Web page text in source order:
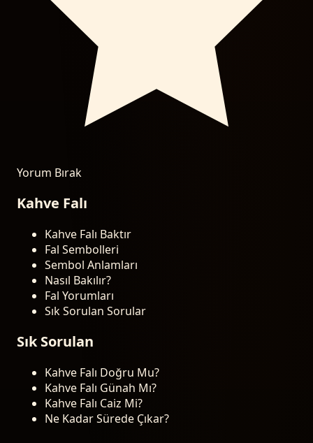
Yorum Bırak
Kahve Falı
Kahve Falı Baktır
Fal Sembolleri
Sembol Anlamları
Nasıl Bakılır?
Fal Yorumları
Sık Sorulan Sorular
Sık Sorulan
Kahve Falı Doğru Mu?
Kahve Falı Günah Mı?
Kahve Falı Caiz Mi?
Ne Kadar Sürede Çıkar?